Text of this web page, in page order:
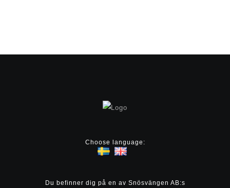
Choose language:
Du befinner dig på en av Snösvängen AB:s